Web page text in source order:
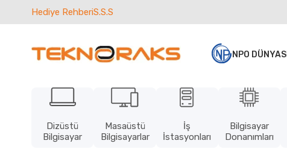
Hediye RehberiS.S.S
NPO DÜNYASI
Dizüstü
Bilgisayar
Masaüstü
Bilgisayarlar
İş
İstasyonları
Bilgisayar
Donanımları